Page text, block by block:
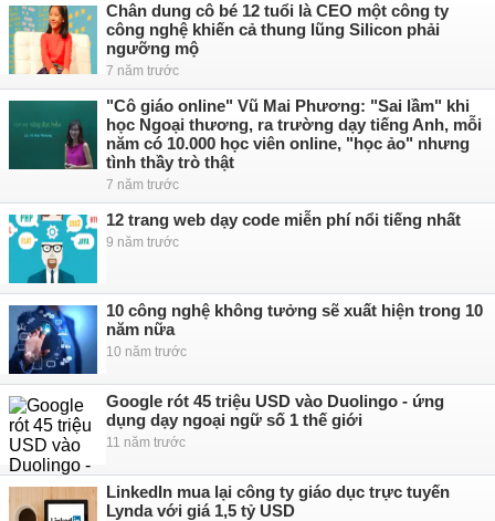
Chân dung cô bé 12 tuổi là CEO một công ty
công nghệ khiến cả thung lũng Silicon phải
ngưỡng mộ
7 năm trước
"Cô giáo online" Vũ Mai Phương: "Sai lầm" khi
học Ngoại thương, ra trường dạy tiếng Anh, mỗi
năm có 10.000 học viên online, "học ảo" nhưng
tình thầy trò thật
7 năm trước
12 trang web dạy code miễn phí nổi tiếng nhất
9 năm trước
10 công nghệ không tưởng sẽ xuất hiện trong 10
năm nữa
10 năm trước
Google rót 45 triệu USD vào Duolingo - ứng
dụng dạy ngoại ngữ số 1 thế giới
11 năm trước
LinkedIn mua lại công ty giáo dục trực tuyến
Lynda với giá 1,5 tỷ USD